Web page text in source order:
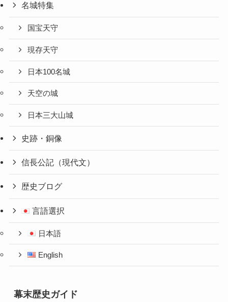
名城特集
国宝天守
現存天守
日本100名城
天空の城
日本三大山城
史跡・銅像
信長公記（現代文）
歴史ブログ
言語選択
日本語
English
幕末歴史ガイド